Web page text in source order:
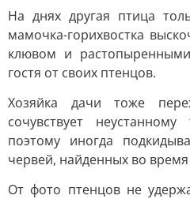
На днях другая птица
мамочка-горихвостка
клювом и
гостя от своих птенцов.
Хозяйка дачи тоже
сочувствует
поэтому иногда
червей, найденных во
От фото птенцов не